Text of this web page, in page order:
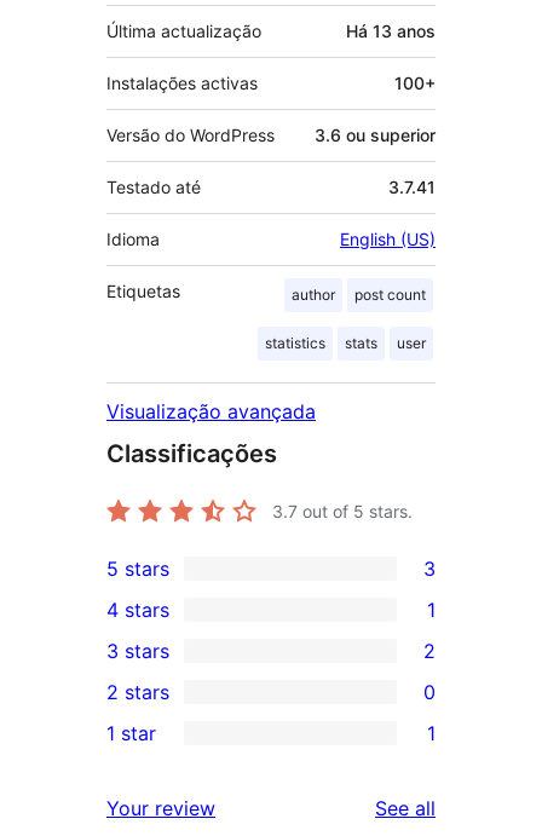
Última actualização Há 13 anos
Instalações activas 100+
Versão do WordPress 3.6 ou superior
Testado até 3.7.41
Idioma English (US)
Etiquetas author post count
statistics stats user
Visualização avançada
Classificações
3.7 out of 5 stars.
3
5-
star
reviews
5 stars 3
4-
star
review
4 stars 1
2
3-
star
3 stars 2
2-
reviews
2 stars 0
star
1 star 1
Your review See all